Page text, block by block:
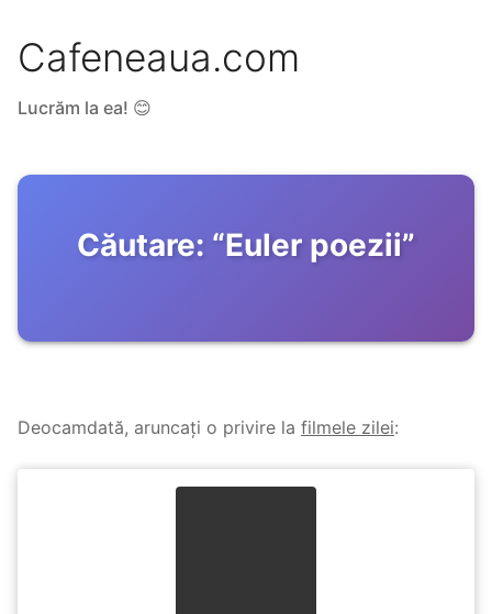
Cafeneaua.com
Lucrăm la ea! 😊
Căutare: “Euler poezii”
Deocamdată, aruncați o privire la filmele zilei: